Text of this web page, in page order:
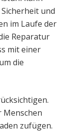
und
im Laufe der
Reparatur
mit einer
die
Menschen
zufügen.